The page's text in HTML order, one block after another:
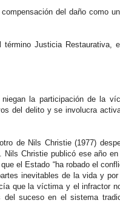
del daño como
Justicia Restaurativa,
la participación de la
del delito y se involucra
de Nils Christie (1977)
Christie publicó ese año
el Estado “ha robado el
inevitables de la vida y
que la víctima y el infractor
suceso en el sistema